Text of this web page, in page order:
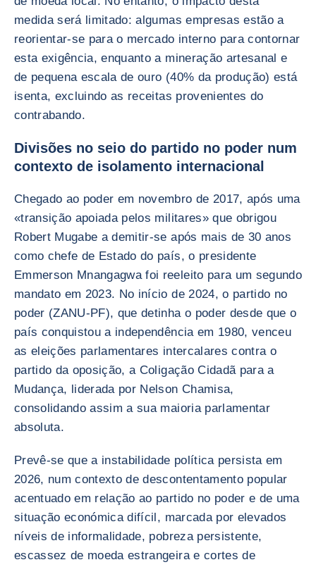
medida será limitado: algumas empresas estão a
reorientar-se para o mercado interno para contornar
esta exigência, enquanto a mineração artesanal e
de pequena escala de ouro (40% da produção) está
isenta, excluindo as receitas provenientes do
contrabando.
Divisões no seio do partido no poder num
contexto de isolamento internacional
Chegado ao poder em novembro de 2017, após uma
«transição apoiada pelos militares» que obrigou
Robert Mugabe a demitir-se após mais de 30 anos
como chefe de Estado do país, o presidente
Emmerson Mnangagwa foi reeleito para um segundo
mandato em 2023. No início de 2024, o partido no
poder (ZANU-PF), que detinha o poder desde que o
país conquistou a independência em 1980, venceu
as eleições parlamentares intercalares contra o
partido da oposição, a Coligação Cidadã para a
Mudança, liderada por Nelson Chamisa,
consolidando assim a sua maioria parlamentar
absoluta.
Prevê-se que a instabilidade política persista em
2026, num contexto de descontentamento popular
acentuado em relação ao partido no poder e de uma
situação económica difícil, marcada por elevados
níveis de informalidade, pobreza persistente,
escassez de moeda estrangeira e cortes de